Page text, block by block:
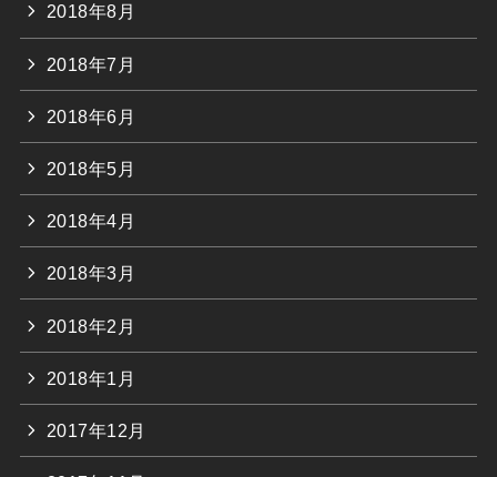
2018年8月
2018年7月
2018年6月
2018年5月
2018年4月
2018年3月
2018年2月
2018年1月
2017年12月